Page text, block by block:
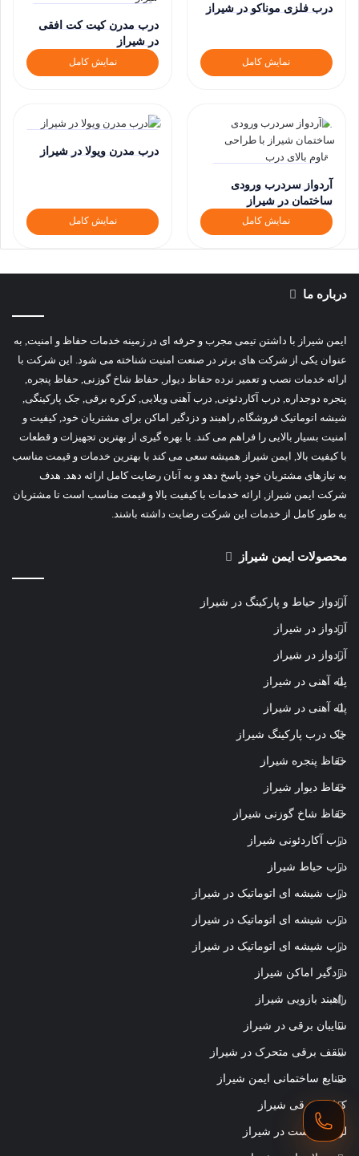
درب فلزی موناکو در شیراز
نمایش کامل
درب مدرن کیت کت افقی
در شیراز
نمایش کامل
آردواز سردرب ورودی
ساختمان در شیراز
نمایش کامل
درب مدرن ویولا در شیراز
نمایش کامل
درباره ما
ایمن شیراز با داشتن تیمی مجرب و حرفه ای در زمینه خدمات حفاظ و امنیت, به
عنوان یکی از شرکت های برتر در صنعت امنیت شناخته می شود. این شرکت با
ارائه خدمات نصب و تعمیر نرده حفاظ دیوار, حفاظ شاخ گوزنی, حفاظ پنجره,
پنجره دوجداره, درب آکاردئونی, درب آهنی ویلایی, کرکره برقی, جک پارکینگی,
شیشه اتوماتیک فروشگاه, راهبند و دزدگیر اماکن برای مشتریان خود, کیفیت و
امنیت بسیار بالایی را فراهم می کند. با بهره گیری از بهترین تجهیزات و قطعات
با کیفیت بالا, ایمن شیراز همیشه سعی می کند با بهترین خدمات و قیمت مناسب
به نیازهای مشتریان خود پاسخ دهد و به آنان رضایت کامل ارائه دهد. هدف
شرکت ایمن شیراز, ارائه خدمات با کیفیت بالا و قیمت مناسب است تا مشتریان
به طور کامل از خدمات این شرکت رضایت داشته باشند.
محصولات ایمن شیراز
آردواز حیاط و پارکینگ در شیراز
آردواز در شیراز
آردواز در شیراز
پله آهنی در شیراز
پله آهنی در شیراز
جک درب پارکینگ شیراز
حفاظ پنجره شیراز
حفاظ دیوار شیراز
حفاظ شاخ گوزنی شیراز
درب آکاردئونی شیراز
درب حیاط شیراز
درب شیشه ای اتوماتیک در شیراز
درب شیشه ای اتوماتیک در شیراز
درب شیشه ای اتوماتیک در شیراز
دزدگیر اماکن شیراز
راهبند بازویی شیراز
سایبان برقی در شیراز
سقف برقی متحرک در شیراز
صنایع ساختمانی ایمن شیراز
کرکره برقی شیراز
لوله داربست در شیراز